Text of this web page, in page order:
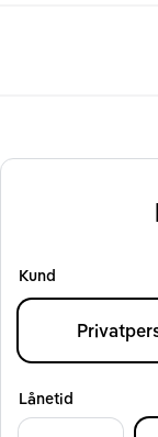
Kund
Lånetid